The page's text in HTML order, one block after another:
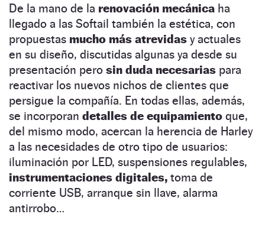
De la mano de la renovación mecánica ha
llegado a las Softail también la estética, con
propuestas mucho más atrevidas y actuales
en su diseño, discutidas algunas ya desde su
presentación pero sin duda necesarias para
reactivar los nuevos nichos de clientes que
persigue la compañía. En todas ellas, además,
se incorporan detalles de equipamiento que,
del mismo modo, acercan la herencia de Harley
a las necesidades de otro tipo de usuarios:
iluminación por LED, suspensiones regulables,
instrumentaciones digitales, toma de
corriente USB, arranque sin llave, alarma
antirrobo…